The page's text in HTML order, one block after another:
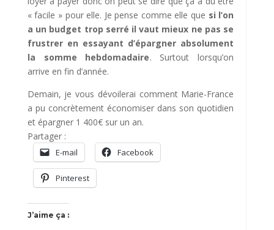
« facile » pour elle. Je pense comme elle que si l’on
a un budget trop serré il vaut mieux ne pas se
frustrer en essayant d’épargner absolument
la somme hebdomadaire. Surtout lorsqu’on
arrive en fin d’année.
Demain, je vous dévoilerai comment Marie-France
a pu concrètement économiser dans son quotidien
et épargner 1 400€ sur un an.
Partager :
E-mail Facebook
Pinterest
J’aime ça :